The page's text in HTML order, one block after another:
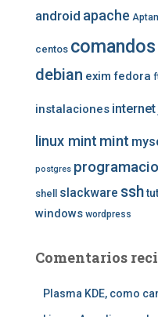
android apache
centos comandos
debian exim fedora
instalaciones internet
linux mint mint
postgres
shell slackware ssh
windows wordpress
Comentarios
Plasma KDE, como